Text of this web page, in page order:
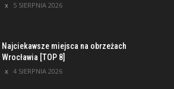
5 SIERPNIA 2026
Najciekawsze miejsca na obrzeżach
Wrocławia [TOP 8]
4 SIERPNIA 2026